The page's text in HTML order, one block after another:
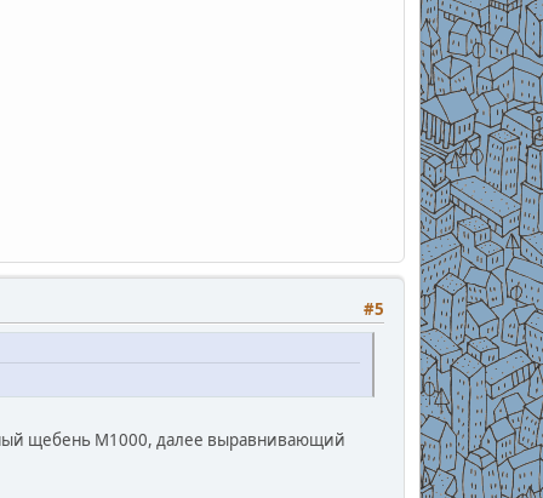
#5
щебень М1000, далее выравнивающий